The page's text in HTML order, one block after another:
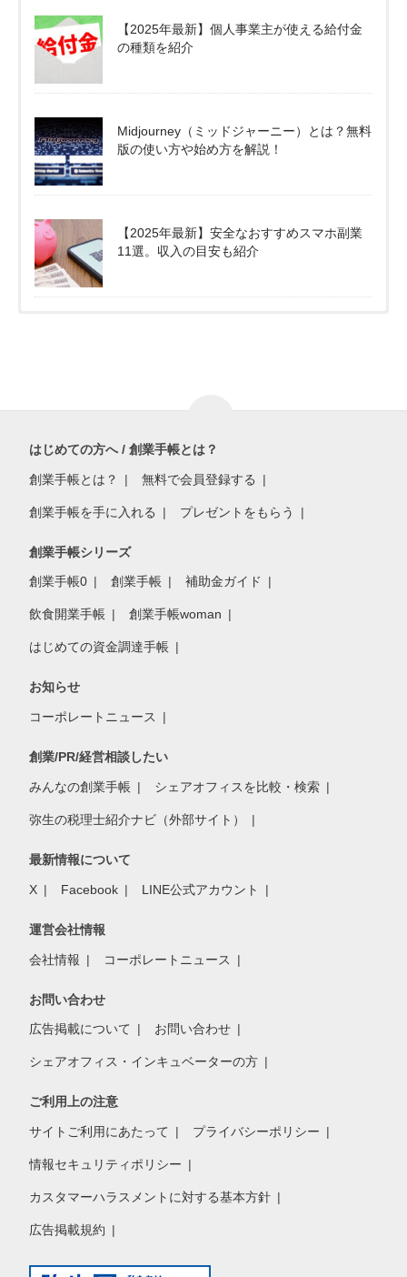
【2025年最新】個人事業主が使える給付金
の種類を紹介
Midjourney（ミッドジャーニー）とは？無料
版の使い方や始め方を解説！
【2025年最新】安全なおすすめスマホ副業
11選。収入の目安も紹介
はじめての方へ / 創業手帳とは？
創業手帳とは？ 無料で会員登録する
創業手帳を手に入れる プレゼントをもらう
創業手帳シリーズ
創業手帳0 創業手帳 補助金ガイド
飲食開業手帳 創業手帳woman
はじめての資金調達手帳
お知らせ
コーポレートニュース
創業/PR/経営相談したい
みんなの創業手帳 シェアオフィスを比較・検索
弥生の税理士紹介ナビ（外部サイト）
最新情報について
X Facebook LINE公式アカウント
運営会社情報
会社情報 コーポレートニュース
お問い合わせ
広告掲載について お問い合わせ
シェアオフィス・インキュベーターの方
ご利用上の注意
サイトご利用にあたって プライバシーポリシー
情報セキュリティポリシー
カスタマーハラスメントに対する基本方針
広告掲載規約